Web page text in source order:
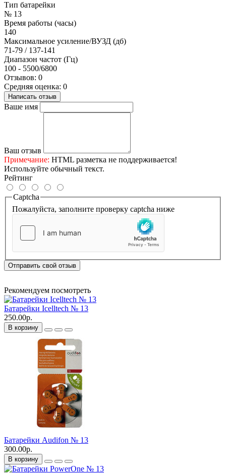
Тип батарейки
№ 13
Время работы (часы)
140
Максимальное усиление/ВУЗД (дб)
71-79 / 137-141
Диапазон частот (Гц)
100 - 5500/6800
Отзывов: 0
Средняя оценка: 0
Написать отзыв
Ваше имя
Ваш отзыв
Примечание: HTML разметка не поддерживается!
Используйте обычный текст.
Рейтинг
Captcha
Пожалуйста, заполните проверку captcha ниже
Отправить свой отзыв
Рекомендуем посмотреть
Батарейки Icelltech № 13
250.00р.
В корзину
Батарейки Audifon № 13
300.00р.
В корзину